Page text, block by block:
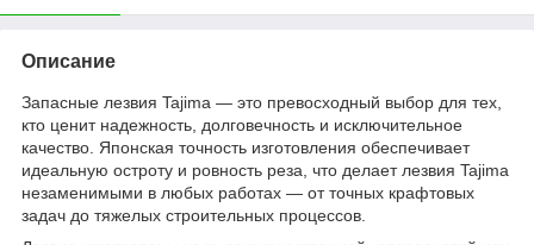
Описание
Запасные лезвия Tajima — это превосходный выбор для тех,
кто ценит надежность, долговечность и исключительное
качество. Японская точность изготовления обеспечивает
идеальную остроту и ровность реза, что делает лезвия Tajima
незаменимыми в любых работах — от точных крафтовых
задач до тяжелых строительных процессов.